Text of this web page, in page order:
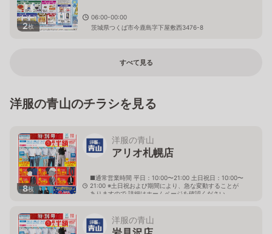
2枚
06:00-00:00
茨城県つくば市今鹿島字下屋敷西3476-8
すべて見る
洋服の青山のチラシを見る
8枚
洋服の青山
アリオ札幌店
■通常営業時間 平日：10:00〜21:00 土日祝日：10:00〜
21:00 ※土日祝および期間により、急な変動することが
ありますので 詳細はホームページを確認ください
洋服の青山